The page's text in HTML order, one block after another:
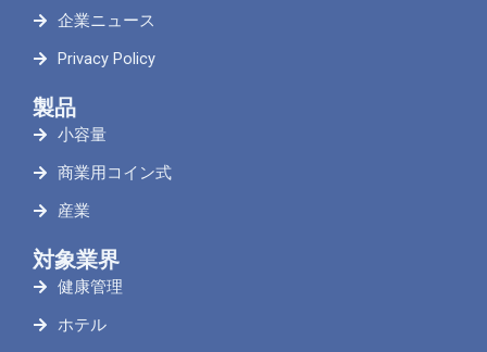
企業ニュース
Privacy Policy
製品
小容量
商業用コイン式
産業
対象業界
健康管理
ホテル